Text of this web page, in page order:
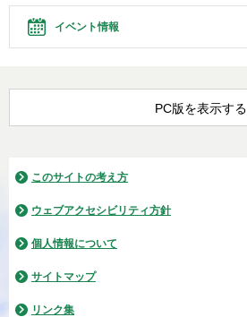
イベント情報
PC版を表示する
このサイトの考え方
ウェブアクセシビリティ方針
個人情報について
サイトマップ
リンク集